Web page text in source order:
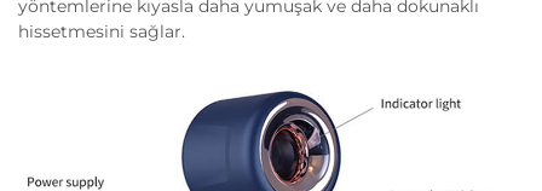
yöntemlerine kıyasla daha yumuşak ve daha dokunaklı
hissetmesini sağlar.